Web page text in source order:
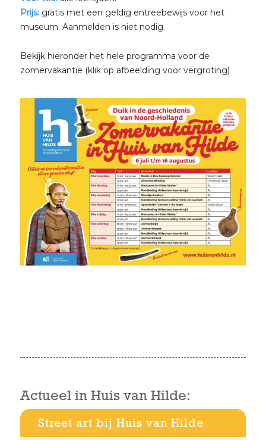
Prijs:gratis met een geldig entreebewijs voor het
museum. Aanmelden is niet nodig.
Bekijk hieronder het hele programma voor de
zomervakantie (klik op afbeelding voor vergroting)
Actueel in Huis van Hilde:
Street art bij Huis van Hilde